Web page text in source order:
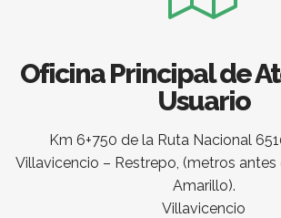
Oficina Principal de
Usuario
Km 6+750 de la Ruta Nacional
Villavicencio – Restrepo, (metros antes
Amarillo).
Villavicencio